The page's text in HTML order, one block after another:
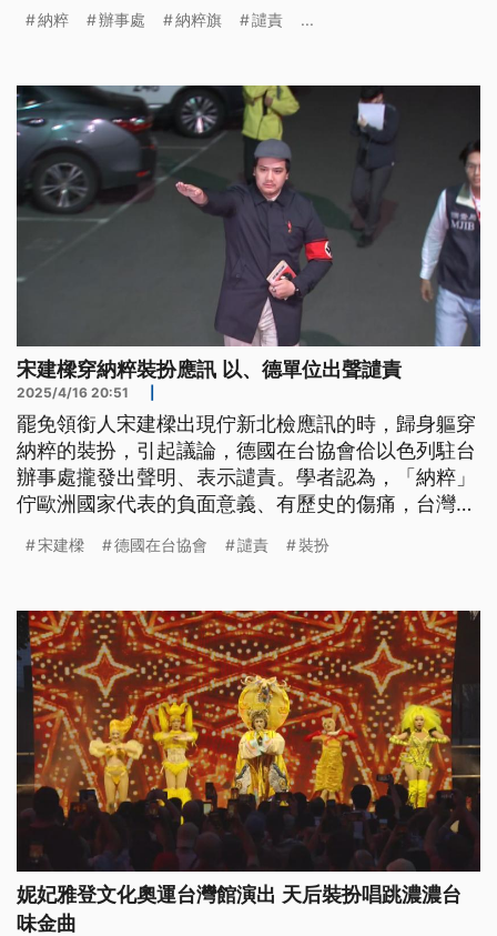
傷痛，國人可能因不夠理解而誤用；但若是刻意為
納粹 辦事處 納粹旗 譴責 ...
宋建樑穿納粹裝扮應訊 以、德單位出聲譴責
2025/4/16 20:51
罷免領銜人宋建樑出現佇新北檢應訊的時，歸身軀穿
納粹的裝扮，引起議論，德國在台協會佮以色列駐台
辦事處攏發出聲明、表示譴責。學者認為，「納粹」
佇歐洲國家代表的負面意義、有歷史的傷痛，台灣人
（此則新聞標題、內文為臺語文。）
宋建樑 德國在台協會 譴責 裝扮
妮妃雅登文化奧運台灣館演出 天后裝扮唱跳濃濃台
味金曲